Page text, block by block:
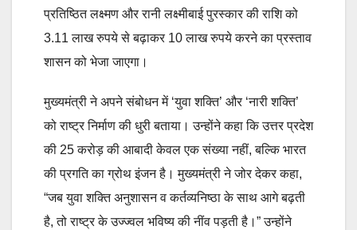
प्रतिष्ठित लक्ष्मण और रानी लक्ष्मीबाई पुरस्कार की राशि को
3.11 लाख रुपये से बढ़ाकर 10 लाख रुपये करने का प्रस्ताव
शासन को भेजा जाएगा।
मुख्यमंत्री ने अपने संबोधन में ‘युवा शक्ति’ और ‘नारी शक्ति’
को राष्ट्र निर्माण की धुरी बताया। उन्होंने कहा कि उत्तर प्रदेश
की 25 करोड़ की आबादी केवल एक संख्या नहीं, बल्कि भारत
की प्रगति का ग्रोथ इंजन है। मुख्यमंत्री ने जोर देकर कहा,
“जब युवा शक्ति अनुशासन व कर्तव्यनिष्ठा के साथ आगे बढ़ती
है, तो राष्ट्र के उज्ज्वल भविष्य की नींव पड़ती है।” उन्होंने